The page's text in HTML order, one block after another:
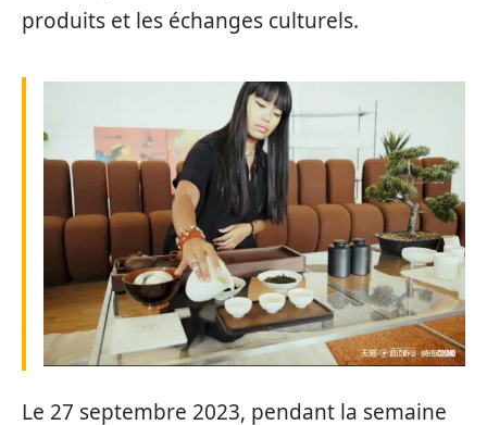
produits et les échanges culturels.
Le 27 septembre 2023, pendant la semaine